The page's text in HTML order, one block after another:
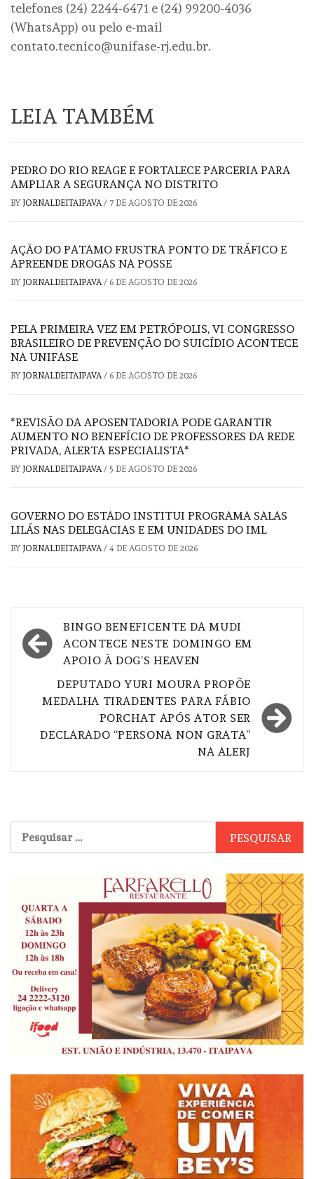
telefones (24) 2244-6471 e (24) 99200-4036
(WhatsApp) ou pelo e-mail
contato.tecnico@unifase-rj.edu.br.
LEIA TAMBÉM
PEDRO DO RIO REAGE E FORTALECE PARCERIA PARA
AMPLIAR A SEGURANÇA NO DISTRITO
BY JORNALDEITAIPAVA/ 7 DE AGOSTO DE 2026
AÇÃO DO PATAMO FRUSTRA PONTO DE TRÁFICO E
APREENDE DROGAS NA POSSE
BY JORNALDEITAIPAVA/ 6 DE AGOSTO DE 2026
PELA PRIMEIRA VEZ EM PETRÓPOLIS, VI CONGRESSO
BRASILEIRO DE PREVENÇÃO DO SUICÍDIO ACONTECE
NA UNIFASE
BY JORNALDEITAIPAVA/ 6 DE AGOSTO DE 2026
*REVISÃO DA APOSENTADORIA PODE GARANTIR
AUMENTO NO BENEFÍCIO DE PROFESSORES DA REDE
PRIVADA, ALERTA ESPECIALISTA*
BY JORNALDEITAIPAVA/ 5 DE AGOSTO DE 2026
GOVERNO DO ESTADO INSTITUI PROGRAMA SALAS
LILÁS NAS DELEGACIAS E EM UNIDADES DO IML
BY JORNALDEITAIPAVA/ 4 DE AGOSTO DE 2026
Navegação
de
BINGO BENEFICENTE DA MUDI
ACONTECE NESTE DOMINGO EM
APOIO À DOG’S HEAVEN
DEPUTADO YURI MOURA PROPÕE
MEDALHA TIRADENTES PARA FÁBIO
PORCHAT APÓS ATOR SER
DECLARADO “PERSONA NON GRATA”
NA ALERJ